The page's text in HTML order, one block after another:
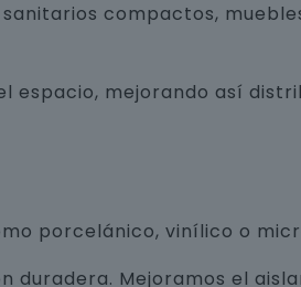
compactos,
mejorando así
porcelánico, vinílico o
duradera. Mejoramos el